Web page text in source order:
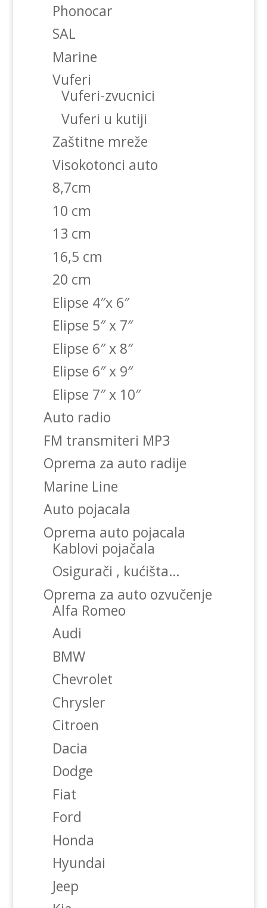
Phonocar
SAL
Marine
Vuferi
Vuferi-zvucnici
Vuferi u kutiji
Zaštitne mreže
Visokotonci auto
8,7cm
10 cm
13 cm
16,5 cm
20 cm
Elipse 4″x 6″
Elipse 5″ x 7″
Elipse 6″ x 8″
Elipse 6″ x 9″
Elipse 7″ x 10″
Auto radio
FM transmiteri MP3
Oprema za auto radije
Marine Line
Auto pojacala
Oprema auto pojacala
Kablovi pojačala
Osigurači , kućišta…
Oprema za auto ozvučenje
Alfa Romeo
Audi
BMW
Chevrolet
Chrysler
Citroen
Dacia
Dodge
Fiat
Ford
Honda
Hyundai
Jeep